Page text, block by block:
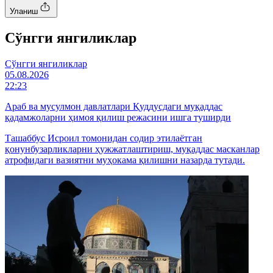
Уланиш
Cўнгги янгиликлар
Cўнгги янгиликлар
05.08.2026
22:23
Араб ва мусулмон давлатлари Қуддусдаги муқаддас
қадамжоларни ҳимоя қилиш режасини ишга туширди
Ташаббус Исроил томонидан содир этилаётган
қонунбузарликларни ҳужжатлаштириш, муқаддас масканлар
атрофидаги вазиятни муҳокама қилишни назарда тутади.